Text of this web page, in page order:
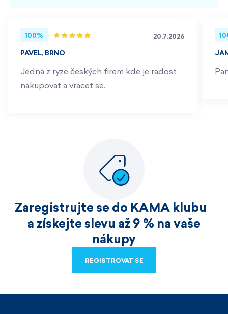
100% 20.7.2026
PAVEL, BRNO
Jedna z ryze českých firem kde je radost
nakupovat a vracet se.
Zaregistrujte se do KAMA klubu
a získejte slevu až 9 % na vaše
nákupy
REGISTROVAT SE